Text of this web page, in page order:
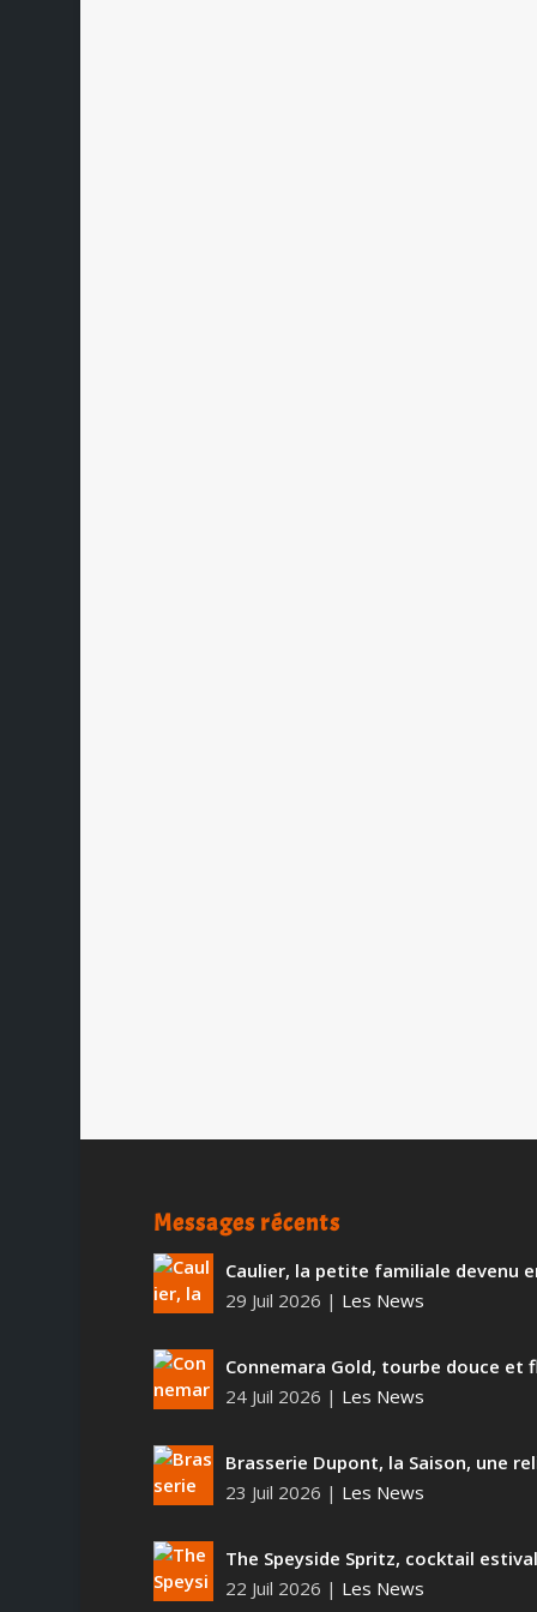
Messages récents
Caulier, la petite familiale devenu
29 Juil 2026 | Les News
Connemara Gold, tourbe douce et
24 Juil 2026 | Les News
Brasserie Dupont, la Saison, une
23 Juil 2026 | Les News
The Speyside Spritz, cocktail
22 Juil 2026 | Les News